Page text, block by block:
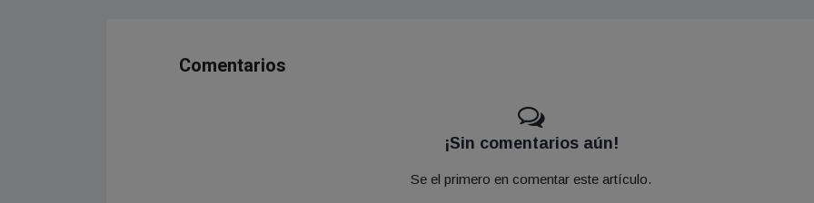
Comentarios
¡Sin comentarios aún!
Se el primero en comentar este artículo.